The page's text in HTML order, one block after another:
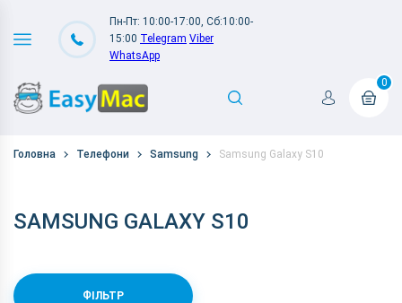
Пн-Пт: 10:00-17:00, Сб:10:00-
15:00 Telegram Viber
WhatsApp
0
Головна Телефони Samsung Samsung Galaxy S10
SAMSUNG GALAXY S10
ФІЛЬТР